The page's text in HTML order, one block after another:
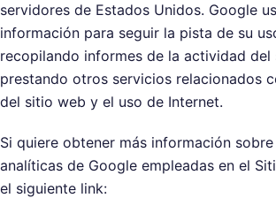
servidores de Estados Unidos. Google
información para seguir la pista de su
recopilando informes de la actividad
prestando otros servicios relacionados
del sitio web y el uso de Internet.
Si quiere obtener más información
analíticas de Google empleadas en el
el siguiente link: